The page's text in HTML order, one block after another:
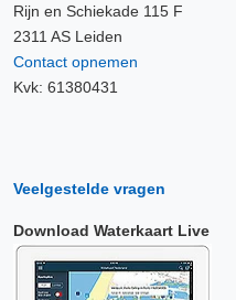
Rijn en Schiekade 115 F
2311 AS Leiden
Contact opnemen
Kvk: 61380431
Veelgestelde vragen
Download Waterkaart Live